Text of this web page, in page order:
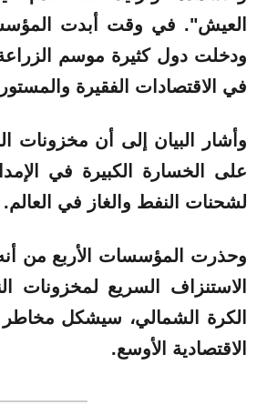
العيش". في وقت أبدت
ودخلت دول كثيرة موسم
في الاقتصادات الفقيرة
وأشار البيان إلى أن مخزونات
على الخسارة الكبيرة في
لشحنات النفط والغاز في العالم.
وحذرت المؤسسات الأربع من
الاستنزاف السريع
الكرة الشمالي، سيشكل
الاقتصادية الأوسع.